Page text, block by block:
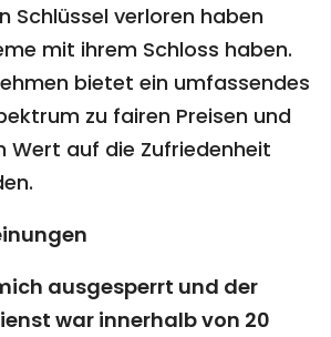
Schlüssel verloren haben
mit ihrem Schloss haben.
bietet ein umfassendes
zu fairen Preisen und
Wert auf die Zufriedenheit
ausgesperrt und der
war innerhalb von 20